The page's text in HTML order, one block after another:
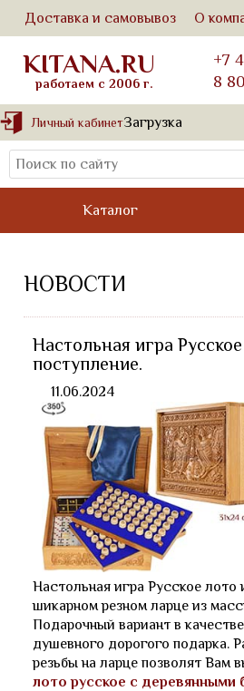
Доставка и самовывоз О
KITANA.RU
работаем с 2006 г.
+7
8
Личный кабинетЗагрузка
Каталог
НОВОСТИ
Настольная игра
поступление.
11.06.2024
Настольная игра Русское
шикарном резном ларце из
Подарочный вариант в
душевного дорогого подарка.
резьбы на ларце позволят Вам
лото русское с деревянными